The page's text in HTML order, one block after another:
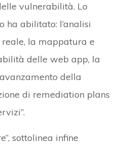
vulnerabilità. Lo
ha abilitato: l’analisi
la mappatura e
delle web app, la
della
di remediation plans
sottolinea infine